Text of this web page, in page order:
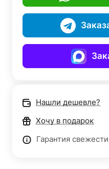
Нашли дешевле?
Хочу в подарок
Гарантия